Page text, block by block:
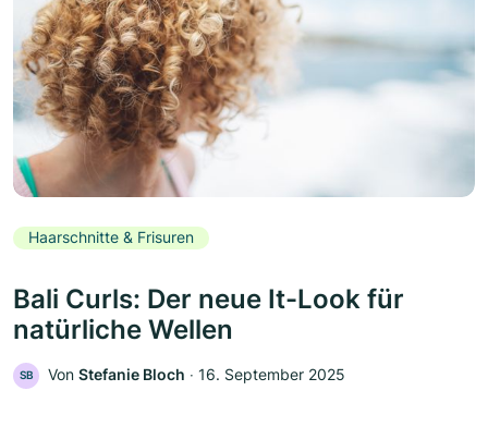
Haarschnitte & Frisuren
Bali Curls: Der neue It-Look für
natürliche Wellen
SB Von Stefanie Bloch ‧ 16. September 2025